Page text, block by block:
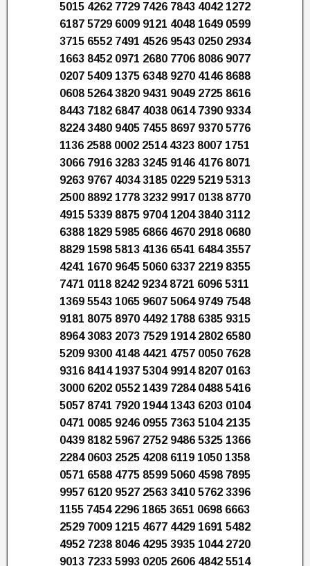
5015 4262 7729 7426 7843 4042 1272
6187 5729 6009 9121 4048 1649 0599
3715 6552 7491 4526 9543 0250 2934
1663 8452 0971 2680 7706 8086 9077
0207 5409 1375 6348 9270 4146 8688
0608 5264 3820 9431 9049 2725 8616
8443 7182 6847 4038 0614 7390 9334
8224 3480 9405 7455 8697 9370 5776
1136 2588 0002 2514 4323 8007 1751
3066 7916 3283 3245 9146 4176 8071
9263 9767 4034 3185 0229 5219 5313
2500 8892 1778 3232 9917 0138 8770
4915 5339 8875 9704 1204 3840 3112
6388 1829 5985 6866 4670 2918 0680
8829 1598 5813 4136 6541 6484 3557
4241 1670 9645 5060 6337 2219 8355
7471 0118 8242 9234 8721 6096 5311
1369 5543 1065 9607 5064 9749 7548
9181 8075 8970 4492 1788 6385 9315
8964 3083 2073 7529 1914 2802 6580
5209 9300 4148 4421 4757 0050 7628
9316 8414 1937 5304 9914 8207 0163
3000 6202 0552 1439 7284 0488 5416
5057 8741 7920 1944 1343 6203 0104
0471 0085 9246 0955 7363 5104 2135
0439 8182 5967 2752 9486 5325 1366
2284 0603 2525 4208 6119 1050 1358
0571 6588 4775 8599 5060 4598 7895
9957 6120 9527 2563 3410 5762 3396
1155 7454 2296 1865 3651 0698 6663
2529 7009 1215 4677 4429 1691 5482
4952 7238 8046 4295 3935 1044 2720
9013 7233 5993 0205 2606 4842 5514